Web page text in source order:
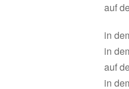
auf
in
in
auf
in